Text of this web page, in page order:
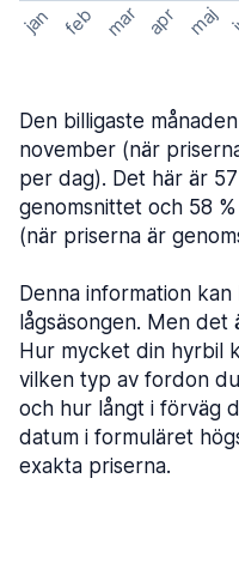
jan feb mar apr maj
Den billigaste
november (när
per dag). Det här är
genomsnittet och 58
(när priserna är
Denna information
lågsäsongen. Men
Hur mycket din hyrbil
vilken typ av fordon
och hur långt i förväg
datum i formuläret
exakta priserna.